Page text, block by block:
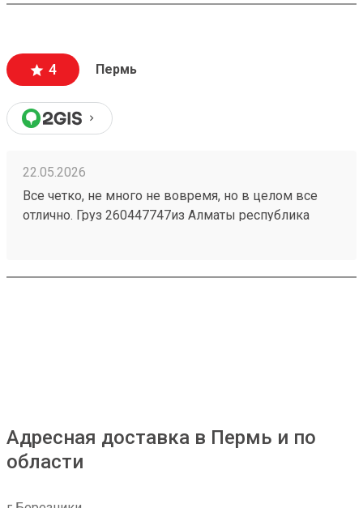
4 Пермь
22.05.2026
Все четко, не много не вовремя, но в целом все
отлично. Груз 260447747из Алматы республика
погрузить . 4 звёзды только за неправильную
Адресная доставка в Пермь и по
области